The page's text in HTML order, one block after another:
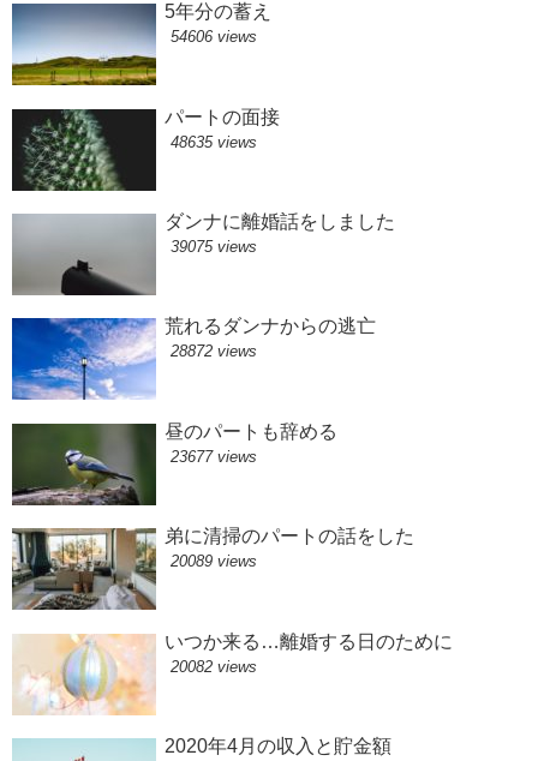
5年分の蓄え
54606 views
パートの面接
48635 views
ダンナに離婚話をしました
39075 views
荒れるダンナからの逃亡
28872 views
昼のパートも辞める
23677 views
弟に清掃のパートの話をした
20089 views
いつか来る…離婚する日のために
20082 views
2020年4月の収入と貯金額